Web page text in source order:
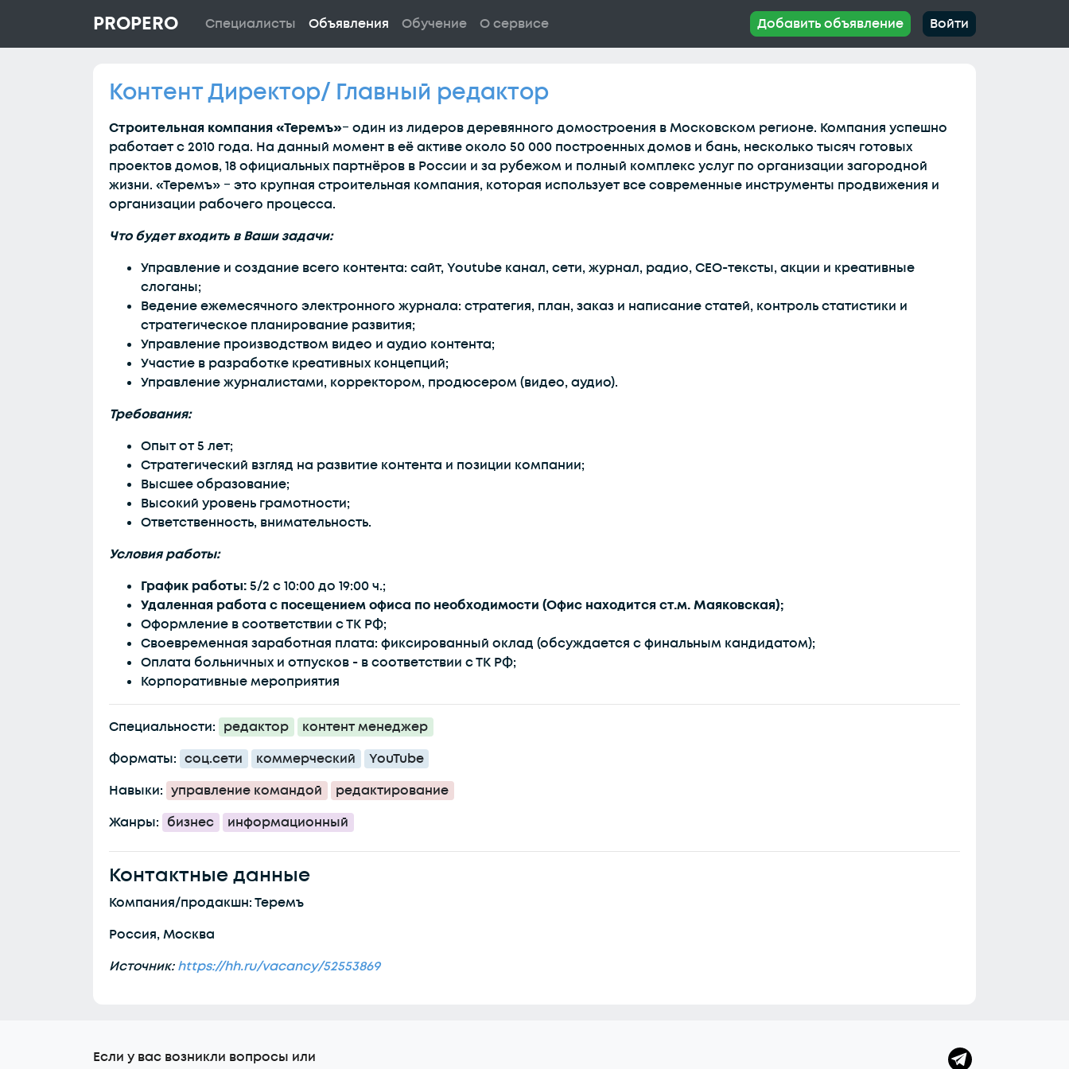
PROPERO Специалисты Объявления Обучение О сервисе Добавить объявление Войти
Контент Директор/ Главный редактор
Строительная компания «Теремъ»‒ один из лидеров деревянного домостроения в Московском регионе. Компания успешно
работает с 2010 года. На данный момент в её активе около 50 000 построенных домов и бань, несколько тысяч готовых
проектов домов, 18 официальных партнёров в России и за рубежом и полный комплекс услуг по организации загородной
жизни. «Теремъ» ‒ это крупная строительная компания, которая использует все современные инструменты продвижения и
организации рабочего процесса.
Что будет входить в Ваши задачи:
Управление и создание всего контента: сайт, Youtube канал, сети, журнал, радио, CEO-тексты, акции и креативные
слоганы;
Ведение ежемесячного электронного журнала: стратегия, план, заказ и написание статей, контроль статистики и
стратегическое планирование развития;
Управление производством видео и аудио контента;
Участие в разработке креативных концепций;
Управление журналистами, корректором, продюсером (видео, аудио).
Требования:
Опыт от 5 лет;
Стратегический взгляд на развитие контента и позиции компании;
Высшее образование;
Высокий уровень грамотности;
Ответственность, внимательность.
Условия работы:
График работы:5/2 с 10:00 до 19:00 ч.;
Удаленная работа с посещением офиса по необходимости (Офис находится ст.м. Маяковская);
Оформление в соответствии с ТК РФ;
Своевременная заработная плата: фиксированный оклад (обсуждается с финальным кандидатом);
Оплата больничных и отпусков - в соответствии с ТК РФ;
Корпоративные мероприятия
Специальности: редактор
контент менеджер
Форматы: соц.сети коммерческий
YouTube
Навыки: управление командой
редактирование
Жанры: бизнес информационный
Контактные данные
Компания/продакшн: Теремъ
Россия, Москва
Источник:https://hh.ru/vacancy/52553869
Еcли у вас возникли вопросы или